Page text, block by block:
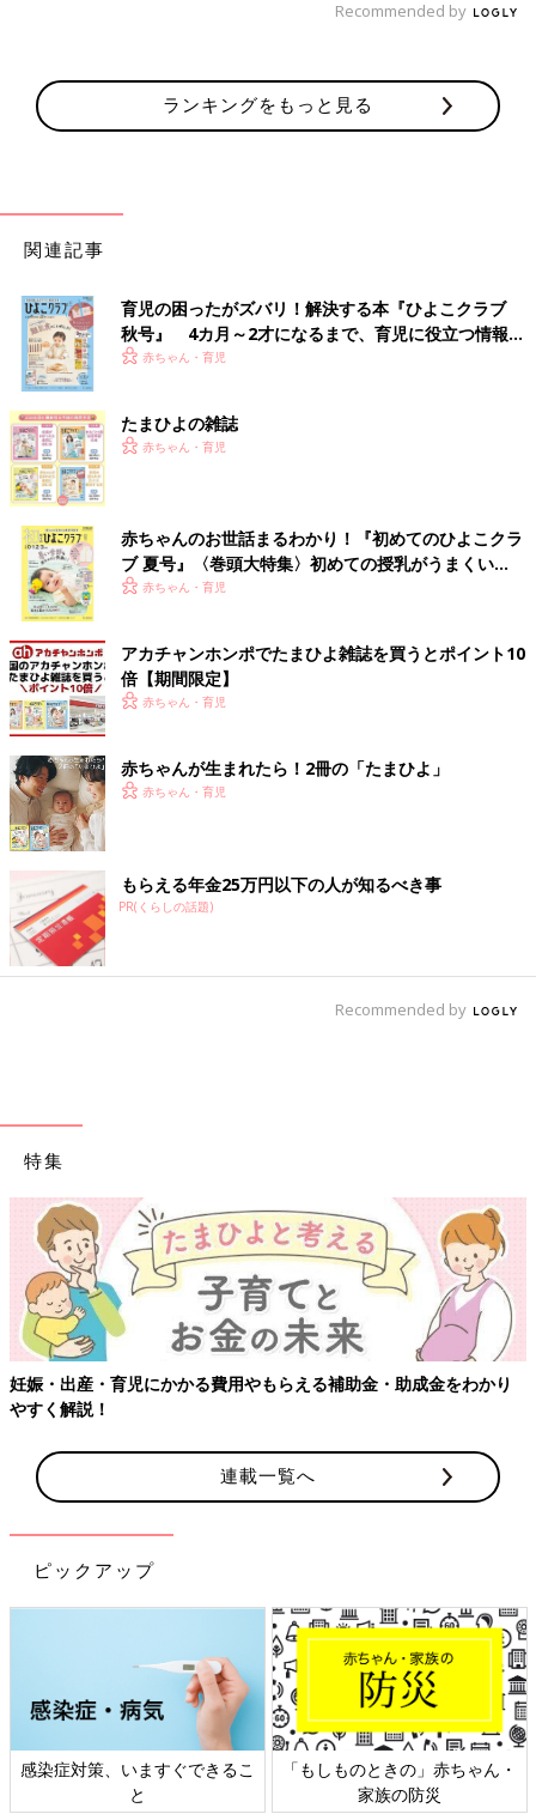
Recommended by
ランキングをもっと見る
関連記事
育児の困ったがズバリ！解決する本『ひよこクラブ
秋号』 4カ月～2才になるまで、育児に役立つ情報が
いっぱい！
赤ちゃん・育児
たまひよの雑誌
赤ちゃん・育児
赤ちゃんのお世話まるわかり！『初めてのひよこクラ
ブ 夏号』〈巻頭大特集〉初めての授乳がうまくい
く！ おっぱい・ミルクの基本と夏のトラブル 解決テ
赤ちゃん・育児
アカチャンホンポでたまひよ雑誌を買うとポイント10
倍【期間限定】
赤ちゃん・育児
赤ちゃんが生まれたら！2冊の「たまひよ」
赤ちゃん・育児
もらえる年金25万円以下の人が知るべき事
PR(くらしの話題)
Recommended by
特集
妊娠・出産・育児にかかる費用やもらえる補助金・助成金をわかり
やすく解説！
連載一覧へ
ピックアップ
感染症対策、いますぐできるこ
と
「もしものときの」赤ちゃん・
家族の防災